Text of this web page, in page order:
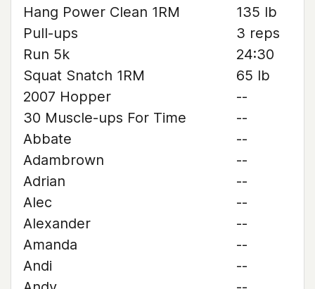
Hang Power Clean 1RM
135 lb
Pull-ups
3 reps
Run 5k
24:30
Squat Snatch 1RM
65 lb
2007 Hopper
--
30 Muscle-ups For Time
--
Abbate
--
Adambrown
--
Adrian
--
Alec
--
Alexander
--
Amanda
--
Andi
--